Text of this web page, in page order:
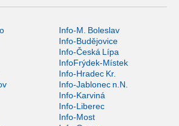
Info-M. Boleslav
Info-Budějovice
Info-Česká Lípa
InfoFrýdek-Místek
Info-Hradec Kr.
Info-Jablonec n.N.
Info-Karviná
Info-Liberec
Info-Most